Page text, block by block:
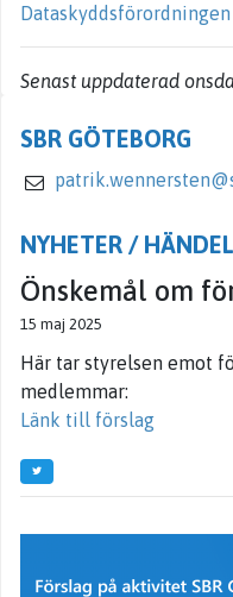
SBR GÖTEBORG
NYHETER /
Önskemål om
15 maj 2025
Här tar styrelsen emot
medlemmar:
Länk till förslag
Dataskyddsförordningen
Senast uppdaterad